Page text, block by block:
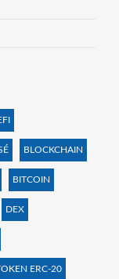
BLOCKCHAIN
BITCOIN
DEX
ERC-20